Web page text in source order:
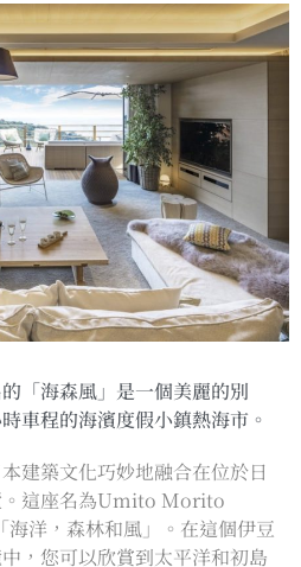
「海森風」是一個美麗的別
車程的海濱度假小鎮熱海市。
建築文化巧妙地融合在位於日
。這座名為Umito Morito
洋，森林和風」。在這個伊豆
，您可以欣賞到太平洋和初島